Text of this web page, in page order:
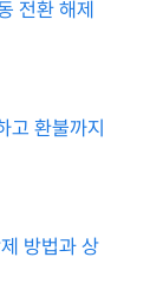
전환 해제
고 환불까지
방법과 상